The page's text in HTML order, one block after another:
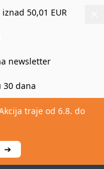
50,01 EUR
newsletter
30 dana
traje od 6.8. do
➔